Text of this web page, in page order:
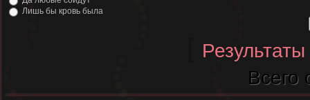
Лишь бы кровь была
Результаты
Всего